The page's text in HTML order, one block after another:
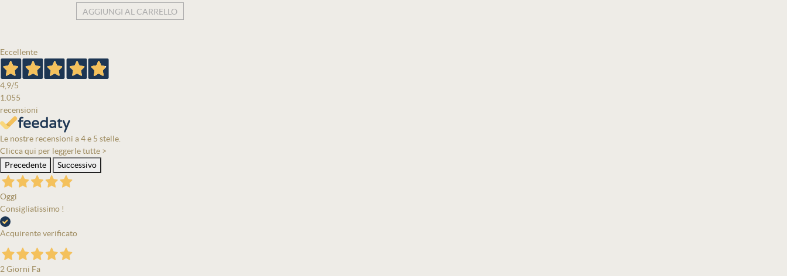
AGGIUNGI AL CARRELLO
Eccellente
4,9/5
1.055
recensioni
Le nostre recensioni a 4 e 5 stelle.
Clicca qui per leggerle tutte >
Precedente
Successivo
Oggi
Consigliatissimo !
Acquirente verificato
2 Giorni Fa